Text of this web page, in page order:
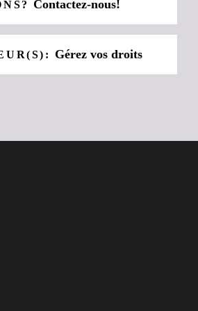
Contactez-nous!
Gérez vos droits